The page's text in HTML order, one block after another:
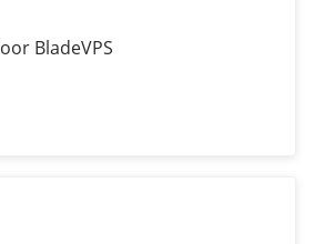
BladeVPS